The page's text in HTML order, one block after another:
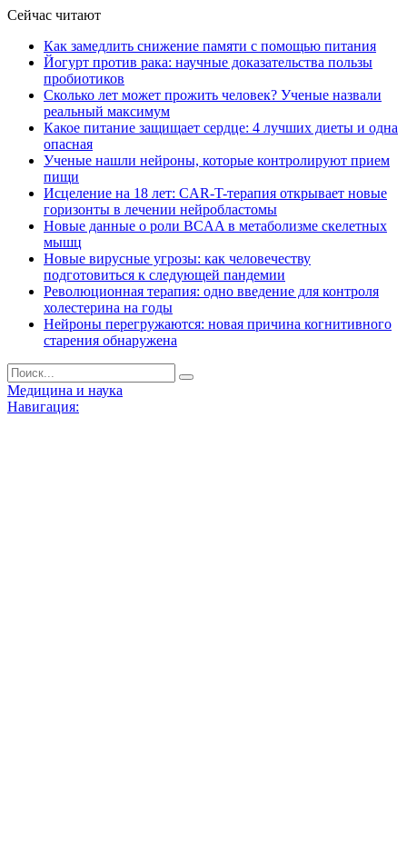
Сейчас читают
Как замедлить снижение памяти с помощью питания
Йогурт против рака: научные доказательства пользы
пробиотиков
Сколько лет может прожить человек? Ученые назвали
реальный максимум
Какое питание защищает сердце: 4 лучших диеты и одна
опасная
Ученые нашли нейроны, которые контролируют прием
пищи
Исцеление на 18 лет: CAR-T-терапия открывает новые
горизонты в лечении нейробластомы
Новые данные о роли BCAA в метаболизме скелетных
мышц
Новые вирусные угрозы: как человечеству
подготовиться к следующей пандемии
Революционная терапия: одно введение для контроля
холестерина на годы
Нейроны перегружаются: новая причина когнитивного
старения обнаружена
Медицина и наука
Навигация: